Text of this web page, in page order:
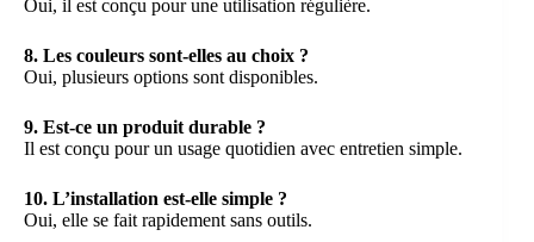
Oui, il est conçu pour une utilisation régulière.
8. Les couleurs sont-elles au choix ?
Oui, plusieurs options sont disponibles.
9. Est-ce un produit durable ?
Il est conçu pour un usage quotidien avec entretien simple.
10. L’installation est-elle simple ?
Oui, elle se fait rapidement sans outils.